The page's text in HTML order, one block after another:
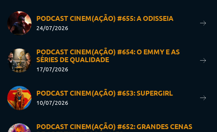
PODCAST CINEM(AÇÃO) #655: A ODISSEIA
24/07/2026
PODCAST CINEM(AÇÃO) #654: O EMMY E AS
SÉRIES DE QUALIDADE
17/07/2026
PODCAST CINEM(AÇÃO) #653: SUPERGIRL
10/07/2026
PODCAST CINEM(AÇÃO) #652: GRANDES CENAS